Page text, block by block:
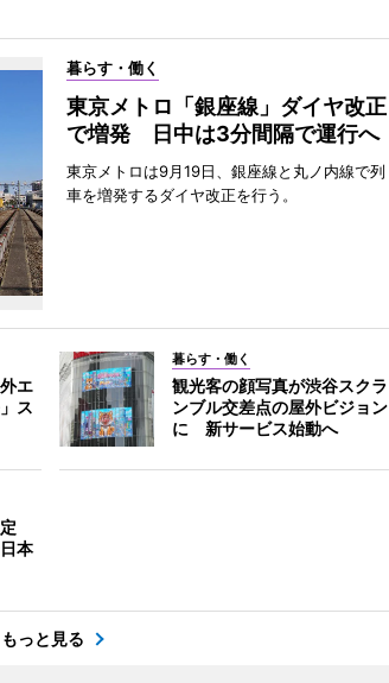
暮らす・働く
東京メトロ「銀座線」ダイヤ改正
で増発 日中は3分間隔で運行へ
東京メトロは9月19日、銀座線と丸ノ内線で列
車を増発するダイヤ改正を行う。
エ
ス
暮らす・働く
観光客の顔写真が渋谷スクラ
ンブル交差点の屋外ビジョン
に 新サービス始動へ
本
もっと見る